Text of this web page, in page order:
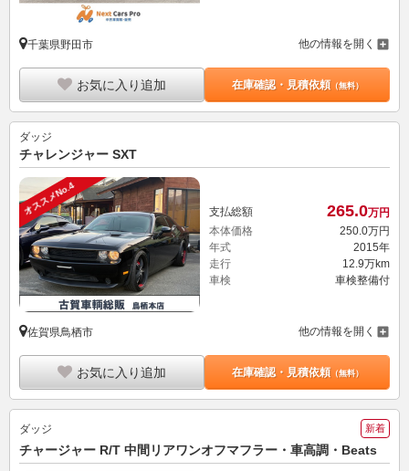
千葉県野田市 他の情報を開く
お気に入り追加 在庫確認・見積依頼（無料）
ダッジ
チャレンジャー SXT
オススメNo.4 支払総額 265.0万円
本体価格
250. 0万円
年式
2015年
走行
12.9万km
車検
車検整備付
佐賀県鳥栖市 他の情報を開く
お気に入り追加 在庫確認・見積依頼（無料）
ダッジ 新着
チャージャー R/T 中間リアワンオフマフラー・車高調・Beats